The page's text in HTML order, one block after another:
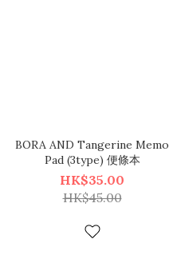
BORA AND Tangerine Memo
Pad (3type) 便條本
HK$35.00
HK$45.00